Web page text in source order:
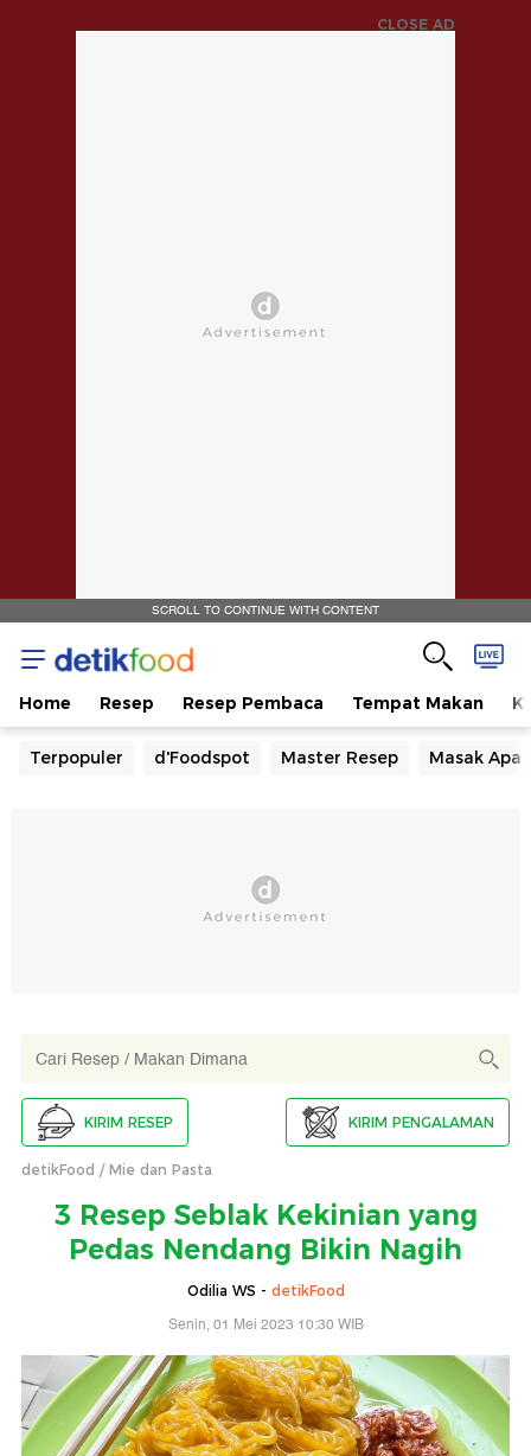
CLOSE AD
SCROLL TO CONTINUE WITH CONTENT
Home Resep Resep Pembaca Tempat Makan
Terpopuler d'Foodspot Master Resep Masak Apa
KIRIM RESEP KIRIM PENGALAMAN
detikFood Mie dan Pasta
3 Resep Seblak Kekinian yang
Pedas Nendang Bikin Nagih
Odilia WS - detikFood
Senin, 01 Mei 2023 10:30 WIB